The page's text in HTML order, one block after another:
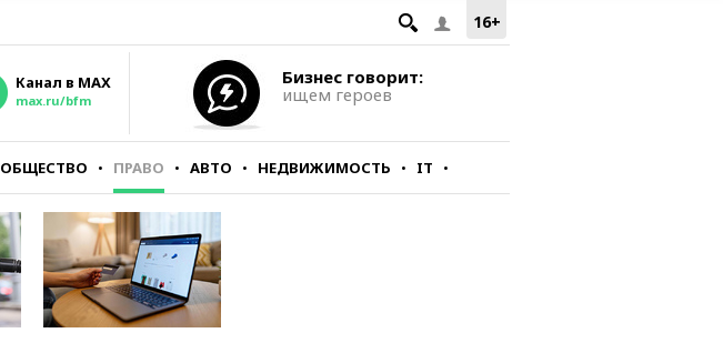
16+
Канал в MAX
max.ru/bfm
Бизнес говорит:
ищем героев
ОБЩЕСТВО ПРАВО АВТО НЕДВИЖИМОСТЬ IT